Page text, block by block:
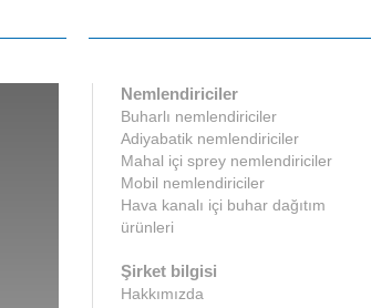
Nemlendiriciler
Buharlı nemlendiriciler
Adiyabatik nemlendiriciler
Mahal içi sprey nemlendiriciler
Mobil nemlendiriciler
Hava kanalı içi buhar dağıtım
ürünleri
Şirket bilgisi
Hakkımızda